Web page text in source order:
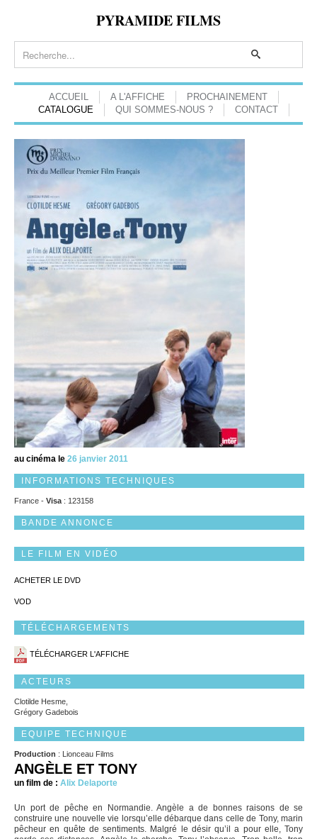
PYRAMIDE FILMS
ACCUEIL A L'AFFICHE
PROCHAINEMENT
CATALOGUE
QUI SOMMES-NOUS ? CONTACT
au cinéma le 26 janvier 2011
INFORMATIONS TECHNIQUES
France - Visa : 123158
BANDE ANNONCE
LE FILM EN VIDÉO
ACHETER LE DVD
VOD
TÉLÉCHARGEMENTS
TÉLÉCHARGER L'AFFICHE
ACTEURS
Clotilde Hesme,
Grégory Gadebois
EQUIPE TECHNIQUE
Production : Lionceau Films
ANGÈLE ET TONY
un film de : Alix Delaporte
Un port de pêche en Normandie. Angèle a de bonnes raisons de se
construire une nouvelle vie lorsqu’elle débarque dans celle de Tony, marin
pêcheur en quête de sentiments. Malgré le désir qu’il a pour elle, Tony